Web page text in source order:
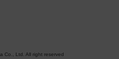
Co., Ltd. All right reserved